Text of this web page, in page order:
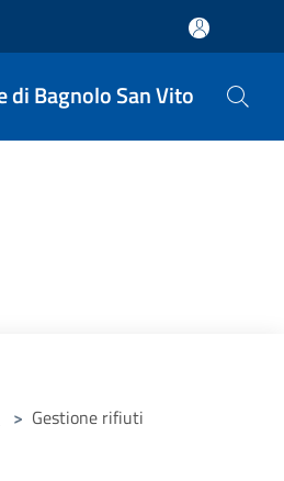
di Bagnolo San Vito
> Gestione rifiuti